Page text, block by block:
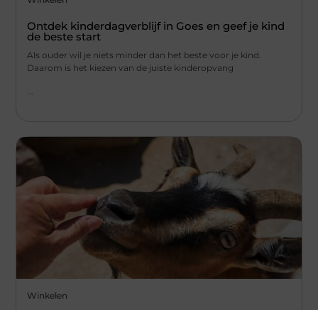
Ontdek kinderdagverblijf in Goes en geef je kind
de beste start
Als ouder wil je niets minder dan het beste voor je kind.
Daarom is het kiezen van de juiste kinderopvang
Winkelen